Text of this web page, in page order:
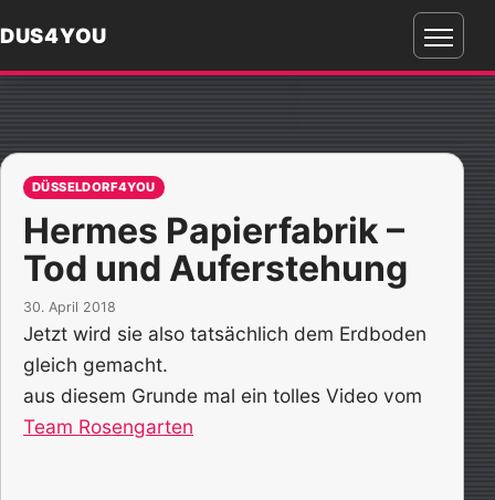
DUS4YOU
Menü
DÜSSELDORF4YOU
Hermes Papierfabrik –
Tod und Auferstehung
30. April 2018
Jetzt wird sie also tatsächlich dem Erdboden
gleich gemacht.
aus diesem Grunde mal ein tolles Video vom
Team Rosengarten